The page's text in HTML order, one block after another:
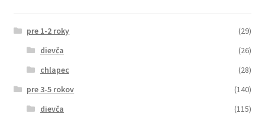
pre 1-2 roky
(29)
dievča
(26)
chlapec
(28)
pre 3-5 rokov
(140)
dievča
(115)